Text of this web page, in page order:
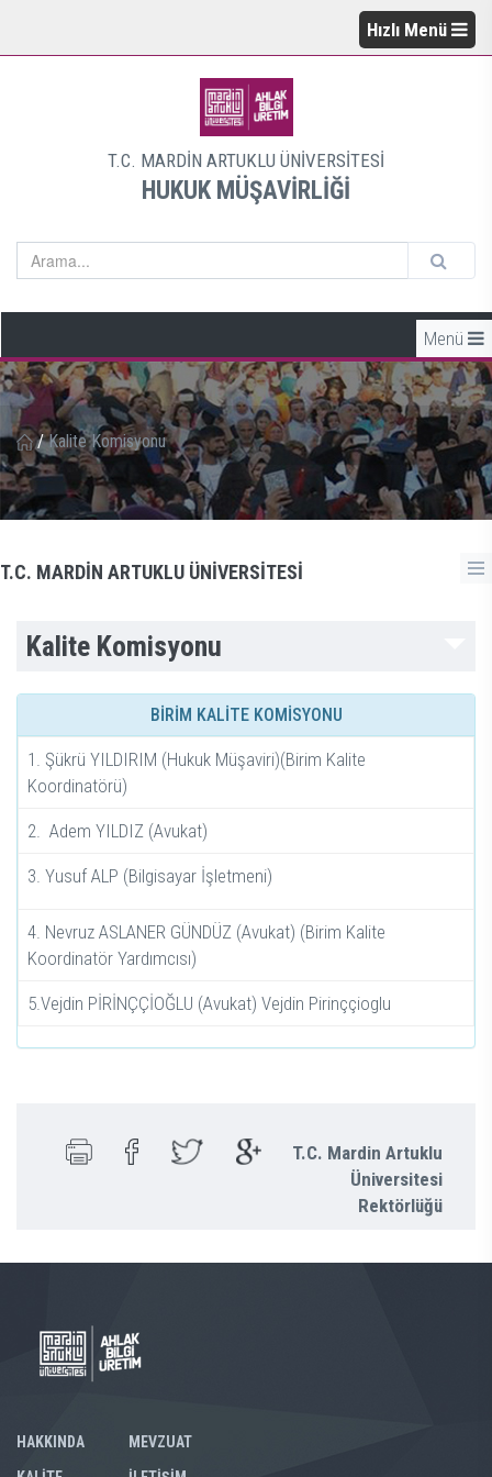
Hızlı Menü
T.C. MARDİN ARTUKLU ÜNİVERSİTESİ
HUKUK MÜŞAVİRLİĞİ
Menü
/ Kalite Komisyonu
T.C. MARDİN ARTUKLU ÜNİVERSİTESİ
Kalite Komisyonu
BİRİM KALİTE KOMİSYONU
1. Şükrü YILDIRIM (Hukuk Müşaviri)(Birim Kalite
Koordinatörü)
2. Adem YILDIZ (Avukat)
3. Yusuf ALP (Bilgisayar İşletmeni)
4. Nevruz ASLANER GÜNDÜZ (Avukat) (Birim Kalite
Koordinatör Yardımcısı)
5.Vejdin PİRİNÇÇİOĞLU (Avukat) Vejdin Pirinççioglu
T.C. Mardin Artuklu
Üniversitesi
Rektörlüğü
HAKKINDA
MEVZUAT